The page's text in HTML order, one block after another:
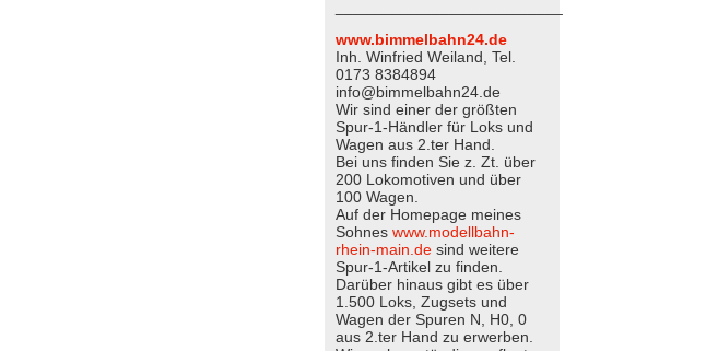
www.bimmelbahn24.de
Inh. Winfried Weiland, Tel.
0173 8384894
info@bimmelbahn24.de
Wir sind einer der größten
Spur-1-Händler für Loks und
Wagen aus 2.ter Hand.
Bei uns finden Sie z. Zt. über
200 Lokomotiven und über
100 Wagen.
Auf der Homepage meines
Sohnes www.modellbahn-
rhein-main.desind weitere
Spur-1-Artikel zu finden.
Darüber hinaus gibt es über
1.500 Loks, Zugsets und
Wagen der Spuren N, H0, 0
aus 2.ter Hand zu erwerben.